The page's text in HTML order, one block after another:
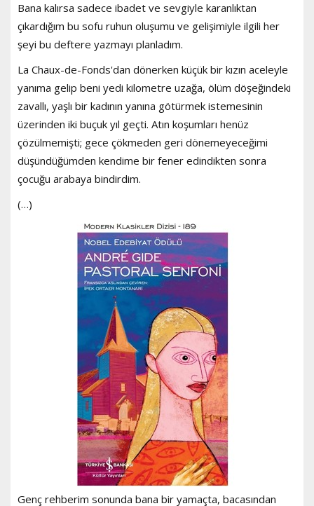
Bana kalırsa sadece ibadet ve sevgiyle karanlıktan
çıkardığım bu sofu ruhun oluşumu ve gelişimiyle ilgili her
şeyi bu deftere yazmayı planladım.
La Chaux-de-Fonds'dan dönerken küçük bir kızın aceleyle
yanıma gelip beni yedi kilometre uzağa, ölüm döşeğindeki
zavallı, yaşlı bir kadının yanına götürmek istemesinin
üzerinden iki buçuk yıl geçti. Atın koşumları henüz
çözülmemişti; gece çökmeden geri dönemeyeceğimi
düşündüğümden kendime bir fener edindikten sonra
çocuğu arabaya bindirdim.
(…)
Genç rehberim sonunda bana bir yamaçta, bacasından